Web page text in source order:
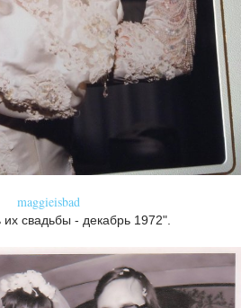
maggieisbad
свадьбы - декабрь 1972".